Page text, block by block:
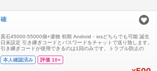
確
貴石45000-55000個+遺物 初期 Android・iosどちらでも可能 誕生
日未設定 引き継ぎコードとパスワードをチャットで送り致します。
引き継ぎコードが使用できるのは1回のみです。トラブル防止の
本人確認済み
評価 10+